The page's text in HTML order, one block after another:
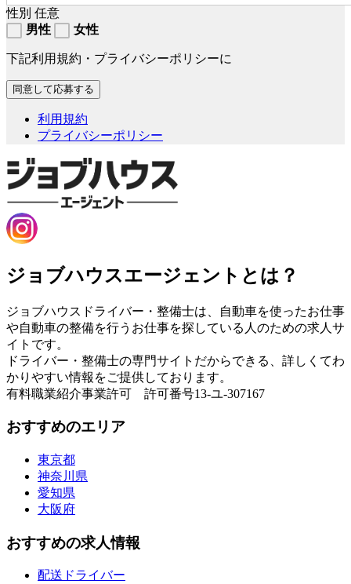
性別 任意
男性
女性
下記利用規約・プライバシーポリシーに
利用規約
プライバシーポリシー
ジョブハウスエージェントとは？
ジョブハウスドライバー・整備士は、自動車を使ったお仕事
や自動車の整備を行うお仕事を探している人のための求人サ
イトです。
ドライバー・整備士の専門サイトだからできる、詳しくてわ
かりやすい情報をご提供しております。
有料職業紹介事業許可 許可番号13-ユ-307167
おすすめのエリア
東京都
神奈川県
愛知県
大阪府
おすすめの求人情報
配送ドライバー